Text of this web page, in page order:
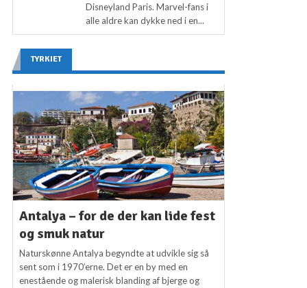
Disneyland Paris. Marvel-fans i
alle aldre kan dykke ned i en...
TYRKIET
Antalya – for de der kan lide fest
og smuk natur
Naturskønne Antalya begyndte at udvikle sig så
sent som i 1970’erne. Det er en by med en
enestående og malerisk blanding af bjerge og